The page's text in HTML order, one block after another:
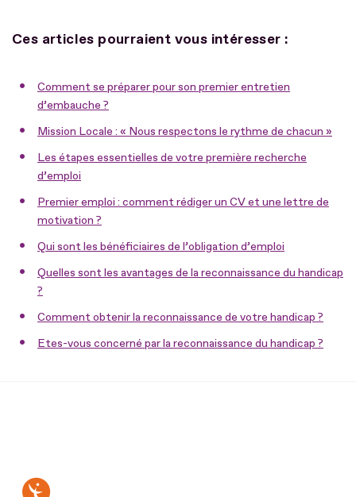
Ces articles pourraient vous intéresser :
Comment se préparer pour son premier entretien
d’embauche ?
Mission Locale : « Nous respectons le rythme de chacun »
Les étapes essentielles de votre première recherche
d’emploi
Premier emploi : comment rédiger un CV et une lettre de
motivation ?
Qui sont les bénéficiaires de l’obligation d’emploi
Quelles sont les avantages de la reconnaissance du handicap
?
Comment obtenir la reconnaissance de votre handicap ?
Etes-vous concerné par la reconnaissance du handicap ?